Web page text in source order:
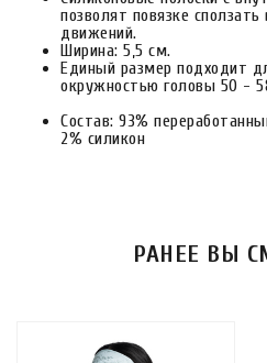
позволят повязке
движений.
Ширина: 5,5 см.
Единый размер подходит
окружностью головы 50 -
Состав: 93%
2% силикон
РАНЕЕ ВЫ